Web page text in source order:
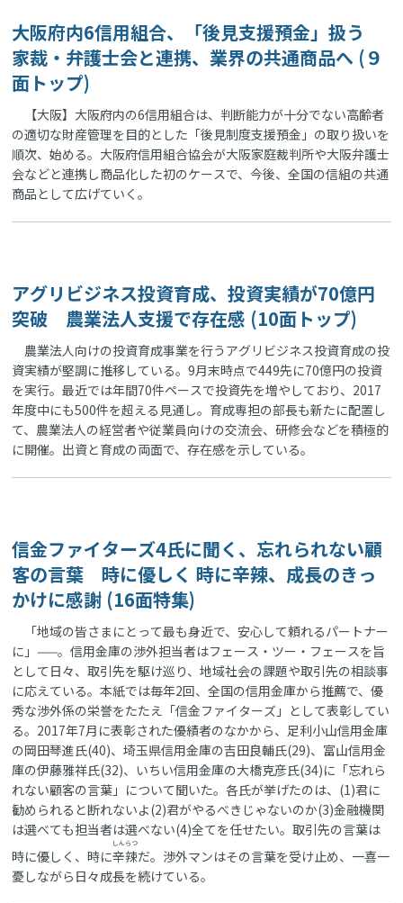
大阪府内6信用組合、「後見支援預金」扱う
家裁・弁護士会と連携、業界の共通商品へ (９
面トップ)
【大阪】大阪府内の6信用組合は、判断能力が十分でない高齢者
の適切な財産管理を目的とした「後見制度支援預金」の取り扱いを
順次、始める。大阪府信用組合協会が大阪家庭裁判所や大阪弁護士
会などと連携し商品化した初のケースで、今後、全国の信組の共通
商品として広げていく。
アグリビジネス投資育成、投資実績が70億円
突破 農業法人支援で存在感 (10面トップ)
農業法人向けの投資育成事業を行うアグリビジネス投資育成の投
資実績が堅調に推移している。9月末時点で449先に70億円の投資
を実行。最近では年間70件ペースで投資先を増やしており、2017
年度中にも500件を超える見通し。育成専担の部長も新たに配置し
て、農業法人の経営者や従業員向けの交流会、研修会などを積極的
に開催。出資と育成の両面で、存在感を示している。
信金ファイターズ4氏に聞く、忘れられない顧
客の言葉 時に優しく 時に辛辣、成長のきっ
かけに感謝 (16面特集)
「地域の皆さまにとって最も身近で、安心して頼れるパートナー
に」——。信用金庫の渉外担当者はフェース・ツー・フェースを旨
として日々、取引先を駆け巡り、地域社会の課題や取引先の相談事
に応えている。本紙では毎年2回、全国の信用金庫から推薦で、優
秀な渉外係の栄誉をたたえ「信金ファイターズ」として表彰してい
る。2017年7月に表彰された優績者のなかから、足利小山信用金庫
の岡田琴進氏(40)、埼玉県信用金庫の吉田良輔氏(29)、富山信用金
庫の伊藤雅祥氏(32)、いちい信用金庫の大橋克彦氏(34)に「忘れら
れない顧客の言葉」について聞いた。各氏が挙げたのは、(1)君に
勧められると断れないよ(2)君がやるべきじゃないのか(3)金融機関
は選べても担当者は選べない(4)全てを任せたい。取引先の言葉は
時に優しく、時に辛辣
しんらつ
だ。渉外マンはその言葉を受け止め、一喜一
憂しながら日々成長を続けている。